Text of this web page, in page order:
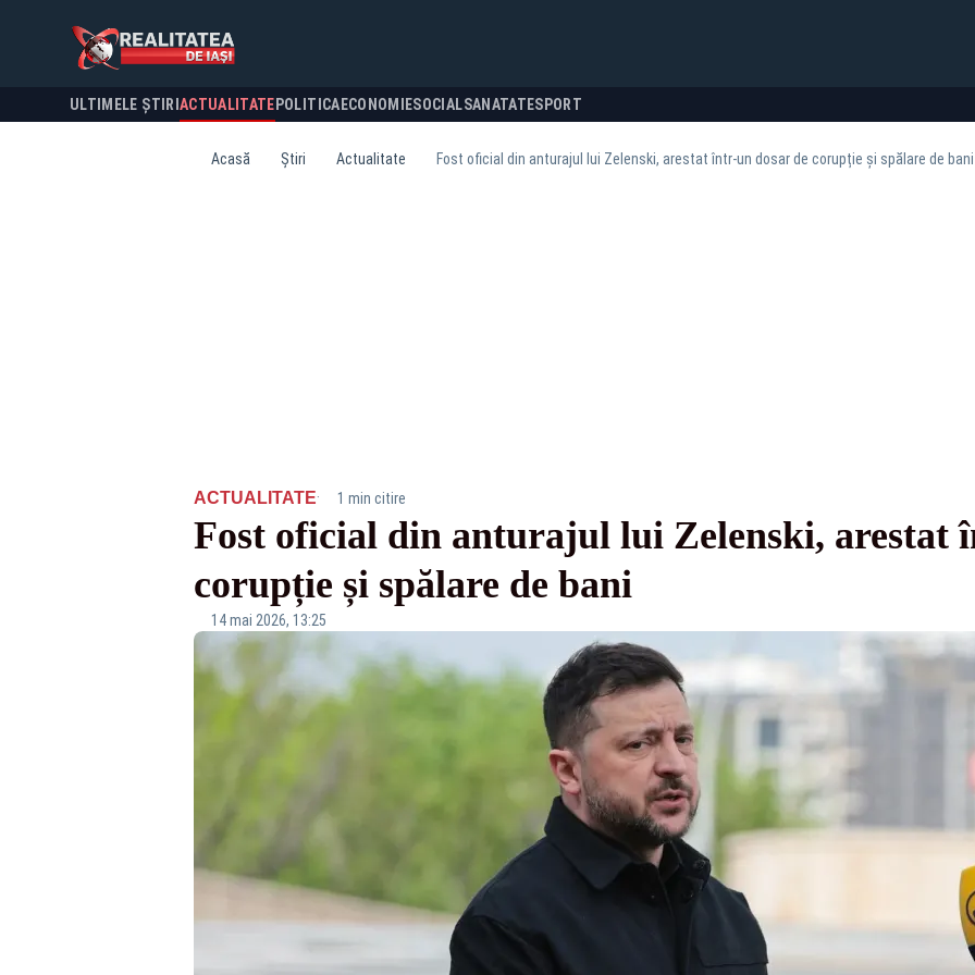
ULTIMELE ȘTIRI ACTUALITATE POLITICA ECONOMIESOCIALSANATATESPORT
Acasă Știri Actualitate Fost oficial din anturajul lui Zelenski, arestat într-un dosar de corupție și spălare de bani
ACTUALITATE· 1 min citire
Fost oficial din anturajul lui Zelenski, arestat
corupție și spălare de bani
14 mai 2026, 13:25